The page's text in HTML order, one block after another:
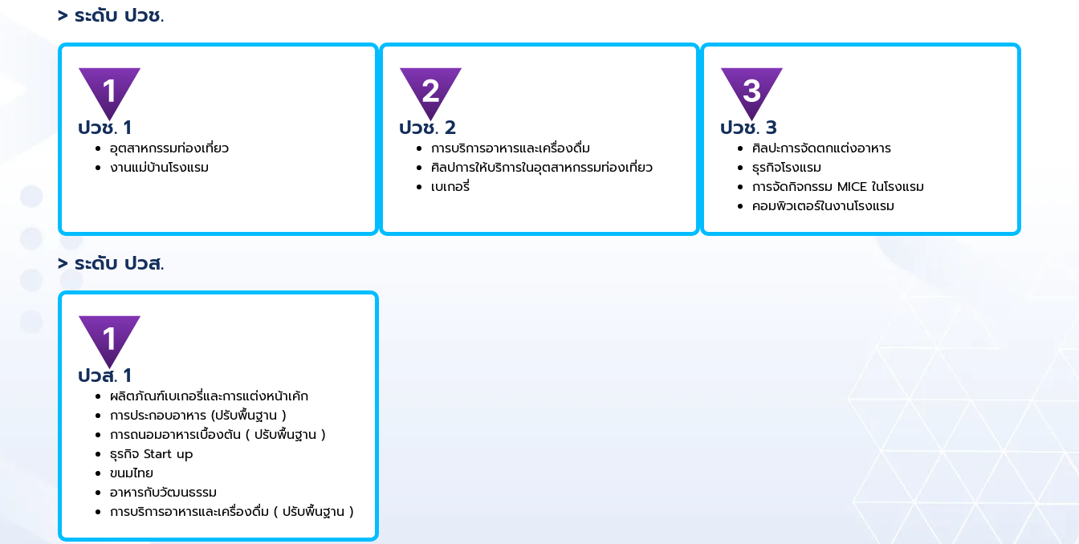
> ระดับ ปวช.
ปวช. 1
อุตสาหกรรมท่องเที่ยว
งานแม่บ้านโรงแรม
ปวช. 2
การบริการอาหารและเครื่องดื่ม
ศิลปการให้บริการในอุตสาหกรรมท่องเที่ยว
เบเกอรี่
ปวช. 3
ศิลปะการจัดตกแต่งอาหาร
ธุรกิจโรงแรม
การจัดกิจกรรม MICE ในโรงแรม
คอมพิวเตอร์ในงานโรงแรม
> ระดับ ปวส.
ปวส. 1
ผลิตภัณฑ์เบเกอรี่และการแต่งหน้าเค้ก
การประกอบอาหาร (ปรับพื้นฐาน )
การถนอมอาหารเบื้องต้น ( ปรับพื้นฐาน )
ธุรกิจ Start up
ขนมไทย
อาหารกับวัฒนธรรม
การบริการอาหารและเครื่องดื่ม ( ปรับพื้นฐาน )